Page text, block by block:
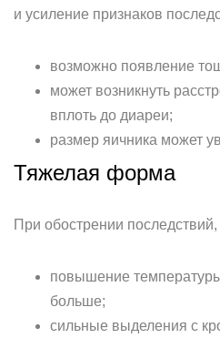
и усиление признаков
возможно появление
может возникнуть
вплоть до диареи;
размер яичника может
Тяжелая форма
При обострении
повышение
больше;
сильные выделения с